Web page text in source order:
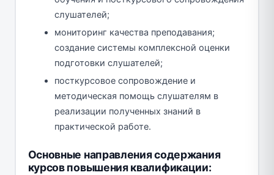
слушателей;
мониторинг качества преподавания;
создание системы комплексной оценки
подготовки слушателей;
посткурсовое сопровождение и
методическая помощь слушателям в
реализации полученных знаний в
практической работе.
Основные направления содержания
курсов повышения квалификации: